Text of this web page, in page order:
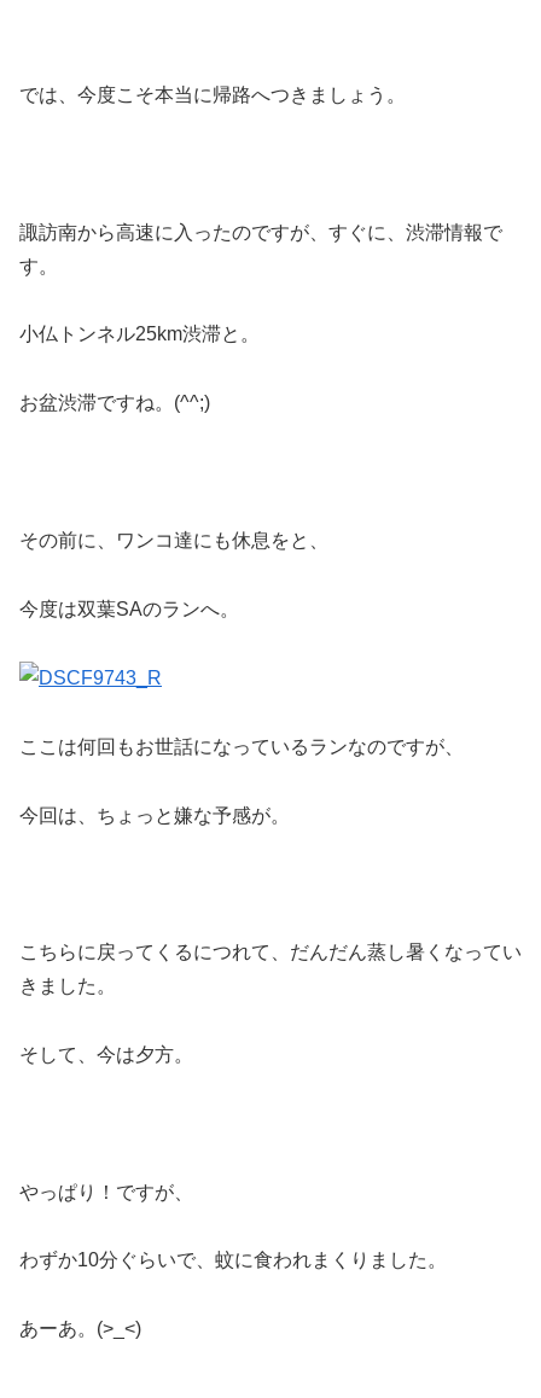
では、今度こそ本当に帰路へつきましょう。
諏訪南から高速に入ったのですが、すぐに、渋滞情報で
す。
小仏トンネル25km渋滞と。
お盆渋滞ですね。(^^;)
その前に、ワンコ達にも休息をと、
今度は双葉SAのランへ。
ここは何回もお世話になっているランなのですが、
今回は、ちょっと嫌な予感が。
こちらに戻ってくるにつれて、だんだん蒸し暑くなってい
きました。
そして、今は夕方。
やっぱり！ですが、
わずか10分ぐらいで、蚊に食われまくりました。
あーあ。(>_<)